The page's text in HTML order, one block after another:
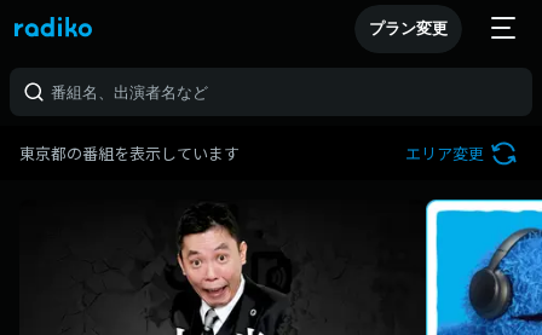
プラン変更
東京都の番組を表示しています エリア変更